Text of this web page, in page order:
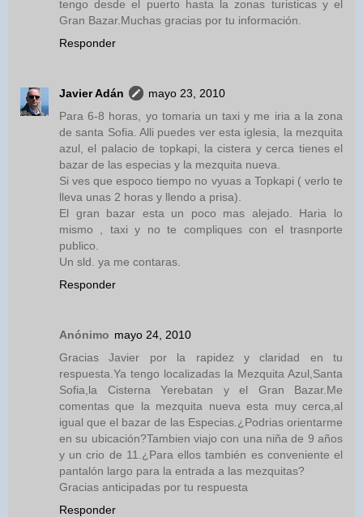
tengo desde el puerto hasta la zonas turisticas y el
Gran Bazar.Muchas gracias por tu información.
Responder
Javier Adán
mayo 23, 2010
Para 6-8 horas, yo tomaria un taxi y me iria a la zona
de santa Sofia. Alli puedes ver esta iglesia, la mezquita
azul, el palacio de topkapi, la cistera y cerca tienes el
bazar de las especias y la mezquita nueva.
Si ves que espoco tiempo no vyuas a Topkapi ( verlo te
lleva unas 2 horas y llendo a prisa).
El gran bazar esta un poco mas alejado. Haria lo
mismo , taxi y no te compliques con el trasnporte
publico.
Un sld. ya me contaras.
Responder
Anónimo mayo 24, 2010
Gracias Javier por la rapidez y claridad en tu
respuesta.Ya tengo localizadas la Mezquita Azul,Santa
Sofia,la Cisterna Yerebatan y el Gran Bazar.Me
comentas que la mezquita nueva esta muy cerca,al
igual que el bazar de las Especias.¿Podrias orientarme
en su ubicación?Tambien viajo con una niña de 9 años
y un crio de 11.¿Para ellos también es conveniente el
pantalón largo para la entrada a las mezquitas?
Gracias anticipadas por tu respuesta
Responder